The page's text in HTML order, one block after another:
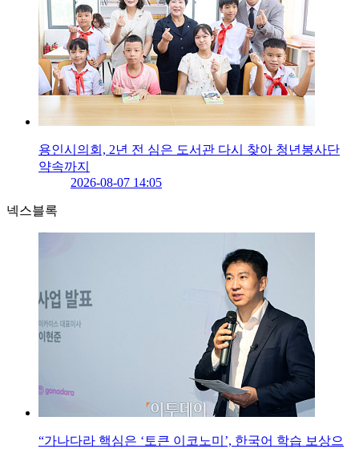
용인시의회, 2년 전 심은 도서관 다시 찾아 청년봉사단
약속까지
2026-08-07 14:05
넥스블록
“가나다라 핵심은 ‘토큰 이코노미’, 한국어 학습 보상으